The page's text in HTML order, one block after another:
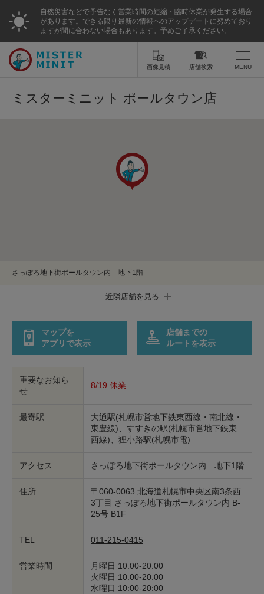
自然災害などで予告なく営業時間の短縮・臨時休業が発生する場合
があります。できる限り最新の情報へのアップデートに努めており
ますが間に合わない場合もあります。予めご了承ください。
画像見積 店舗検索 MENU
トップ
靴修理
店舗を探す
よくあるご質問
CLOSE
ミスターミニット ポールタウン店
さっぽろ地下街ポールタウン内 地下1階
近隣店舗を見る
マップを
アプリで表示
店舗までの
ルートを表示
重要なお知ら
せ
8/19 休業
最寄駅
大通駅(札幌市営地下鉄東西線・南北線・
東豊線)、すすきの駅(札幌市営地下鉄東
西線)、狸小路駅(札幌市電)
アクセス さっぽろ地下街ポールタウン内 地下1階
住所
〒060-0063 北海道札幌市中央区南3条西
3丁目 さっぽろ地下街ポールタウン内 B-
25号 B1F
TEL 011-215-0415
営業時間
月曜日 10:00-20:00
火曜日 10:00-20:00
水曜日 10:00-20:00